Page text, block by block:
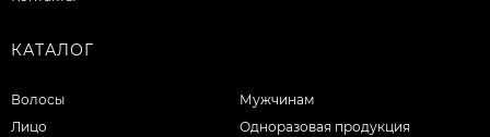
КАТАЛОГ
Волосы
Лицо
Мужчинам
Одноразовая продукция